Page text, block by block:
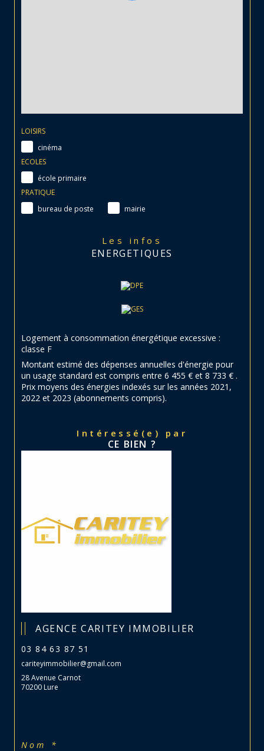
LOISIRS
cinéma
ECOLES
école primaire
PRATIQUE
bureau de poste
mairie
Les infos
ENERGETIQUES
Logement à consommation énergétique excessive :
classe F
Montant estimé des dépenses annuelles d'énergie pour
un usage standard est compris entre 6 455 € et 8 733 € .
Prix moyens des énergies indexés sur les années 2021,
2022 et 2023 (abonnements compris).
Intéressé(e) par
CE BIEN ?
AGENCE CARITEY IMMOBILIER
03 84 63 87 51
cariteyimmobilier@gmail.com
28 Avenue Carnot
70200 Lure
Nom *